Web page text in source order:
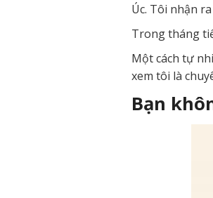
Úc. Tôi nhận
Trong tháng
Một cách tự
xem tôi là
Bạn